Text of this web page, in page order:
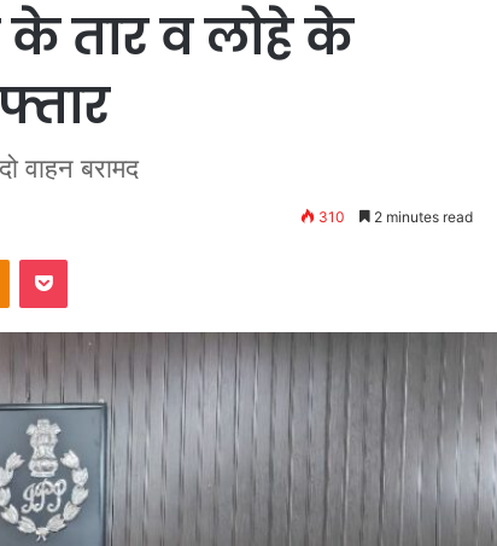
के तार व लोहे के
वाहन बरामद
310 2 minutes read
Odnoklassniki
Pocket